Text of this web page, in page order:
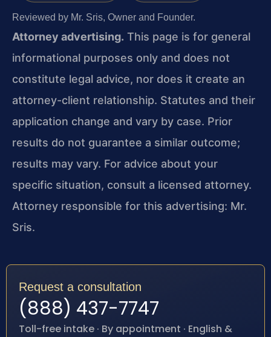
Reviewed by Mr. Sris, Owner and Founder.
Attorney advertising. This page is for general
informational purposes only and does not
constitute legal advice, nor does it create an
attorney-client relationship. Statutes and their
application change and vary by case. Prior
results do not guarantee a similar outcome;
results may vary. For advice about your
specific situation, consult a licensed attorney.
Attorney responsible for this advertising: Mr.
Sris.
Request a consultation
(888) 437-7747
Toll-free intake · By appointment · English &